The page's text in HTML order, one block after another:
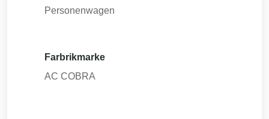
Personenwagen
Farbrikmarke
AC COBRA